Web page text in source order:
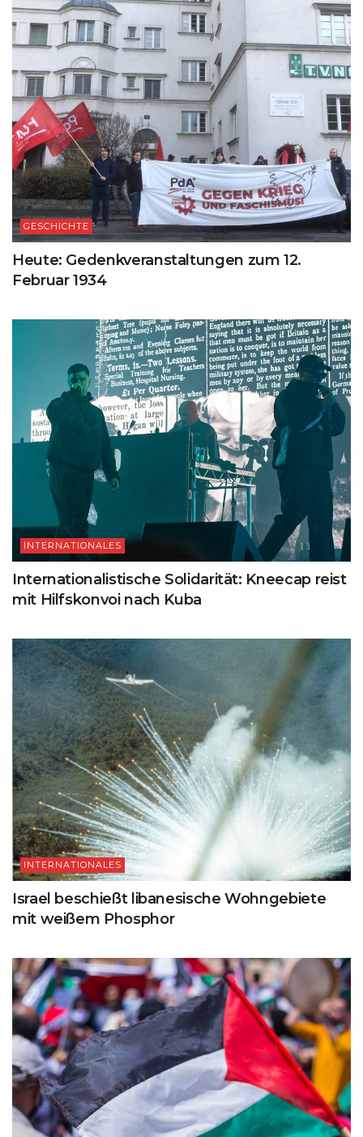
GESCHICHTE
Heute: Gedenkveranstaltungen zum 12.
Februar 1934
INTERNATIONALES
Internationalistische Solidarität: Kneecap reist
mit Hilfskonvoi nach Kuba
INTERNATIONALES
Israel beschießt libanesische Wohngebiete
mit weißem Phosphor